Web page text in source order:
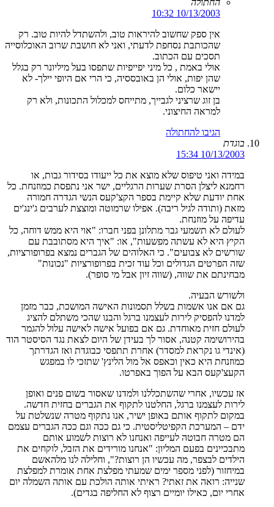
10/13/2003 10:32
אין ספק שחשוב להיראות טוב, ולהשתדל להיות טוב. רק
שהכותבת נסחפת לדעתי, ואני לא חושבת שרוב האוכלוסייה
תסכים עם הכתוב.
אולי באמת , כל מיני יפייפיות שתפסו בעל מיליונר רק בגלל
שהן יפות, אולי הן באובססיה, כי הרי אם היופי יילך- לא
יישאר כלום.
בן זוג שרציני לגבייך, מתייחס למכלול התכונות, ולא רק
למראה החיצוני.
הגיבו להחתולה
בוגדת
10/13/2003 15:34
במידה ואני טיפוס שלא מוצא את כל ייעודו בסידור גבות, או
רחמנא ליצלן הסרת שערות הרגליים, ישר אני נתפסת כמוזנחת. כל
אחת יודעת שלא קיימת בספר הקצ'קעס הנשי הגדרה חמורה
מזאת (ותודה לגיל ריבה). אפילו שרמוטה ומוצצת לערבים ג'ינג'ים
עדיפה על מוזנחת.
לעולם לא תשמעי גבר מתלונן בפני חברו: "אוי היא ממש דוחה, כל
הקיץ היא לא עשתה מפשעות", או: "איך היא מסתובבת עם
שורשים לא צבועים". כי האלוהים של הגברים נמצא בפרופורציות,
שזה הפרטים הגדולים וכל עוד זכית בפרופורציות "נכונות"
מבחינתם את שווה, (שווה זיון אבל מי סופר).
ולשורש הבעיה.
גם אם אנו אשמות בשלל תסמונות האישה המושכת, כבר מזמן
למדנו להפסיק לירות לעצמנו ברגל והבנו שהכי משתלם להציג
לעולם חזית מאוחדת. גם אם בפועל אישה לאישה עלול להגמר
בהירושימה קטנה, אסור לך בעידן של היום לצאת נגד הסיסטר הוד
(אינדי גו נקראת למסדר) אחרת תתפסי כבוגדת ואז הגדרתך
כמוזנחת היא כאין וכאפס אל מול הלינץ' שתזכי לו במפגש
הקעצ'קעס הבא על הפוך באפרטו.
אז עכשיו, אחרי שהשתכללנו ולמדנו שאסור בשום פנים ואופן
לירות לעצמנו ברגל, החלטנו לתקוף את הגברים בחזית חדשה.
במקום לתקוף אותם באופן ישיר, אנו נתקוף מטרה שנשלטת על
ידם – המערכת הקפיטליסטית. כי גם ככה וגם ככה הגברים עצמם
הם מטרה חבוטה לעייפה ואנחנו לא רוצות לשמוע אותם
מתבכיינים בפעם המליון: "אנחנו מורידים את הזבל, לוקחים את
הילדים לבצפר, מה עכשיו הן רוצות?", וחלילה לנו מלהאשם
במיחזור (לפני מספר ימים שמעתי מפלצת אחת אומרת למפלצת
שנייה: רואה את זאתי? ראיתי אותה הולכת עם אותה השמלה יום
אחרי יום, כאילו יומיים רצוף לא החליפה בגדים).